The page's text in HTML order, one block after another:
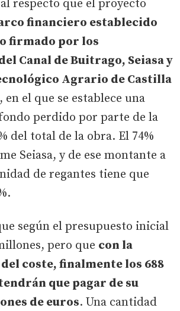
respecto que el proyecto
financiero establecido
firmado por los
Canal de Buitrago, Seiasa y
Agrario de Castilla
en el que se establece una
perdido por parte de la
del total de la obra. El 74%
Seiasa, y de ese montante a
de regantes tiene que
según el presupuesto inicial
pero que con la
coste, finalmente los 688
que pagar de su
de euros. Una cantidad